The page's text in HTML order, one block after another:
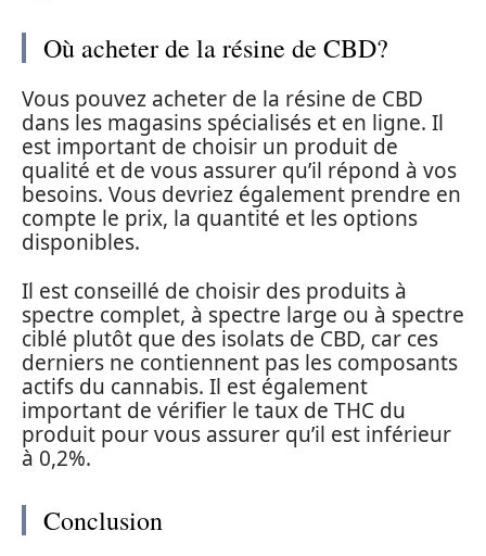
Où acheter de la résine de CBD?
Vous pouvez acheter de la résine de CBD
dans les magasins spécialisés et en ligne. Il
est important de choisir un produit de
qualité et de vous assurer qu’il répond à vos
besoins. Vous devriez également prendre en
compte le prix, la quantité et les options
disponibles.
Il est conseillé de choisir des produits à
spectre complet, à spectre large ou à spectre
ciblé plutôt que des isolats de CBD, car ces
derniers ne contiennent pas les composants
actifs du cannabis. Il est également
important de vérifier le taux de THC du
produit pour vous assurer qu’il est inférieur
à 0,2%.
Conclusion